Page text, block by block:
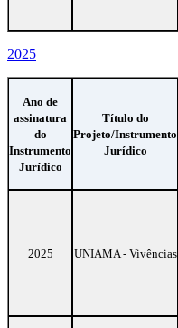
2025
Ano de
assinatura
do
Instrumento
Jurídico
Título do
Projeto/Instrumento
Jurídico
2025 UNIAMA - Vivências